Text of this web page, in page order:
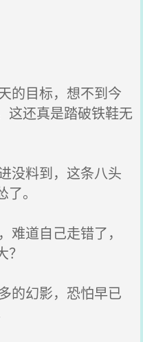
的目标，想不到今
这还真是踏破铁鞋无
没料到，这条八头
。
道自己走错了，
的幻影，恐怕早已